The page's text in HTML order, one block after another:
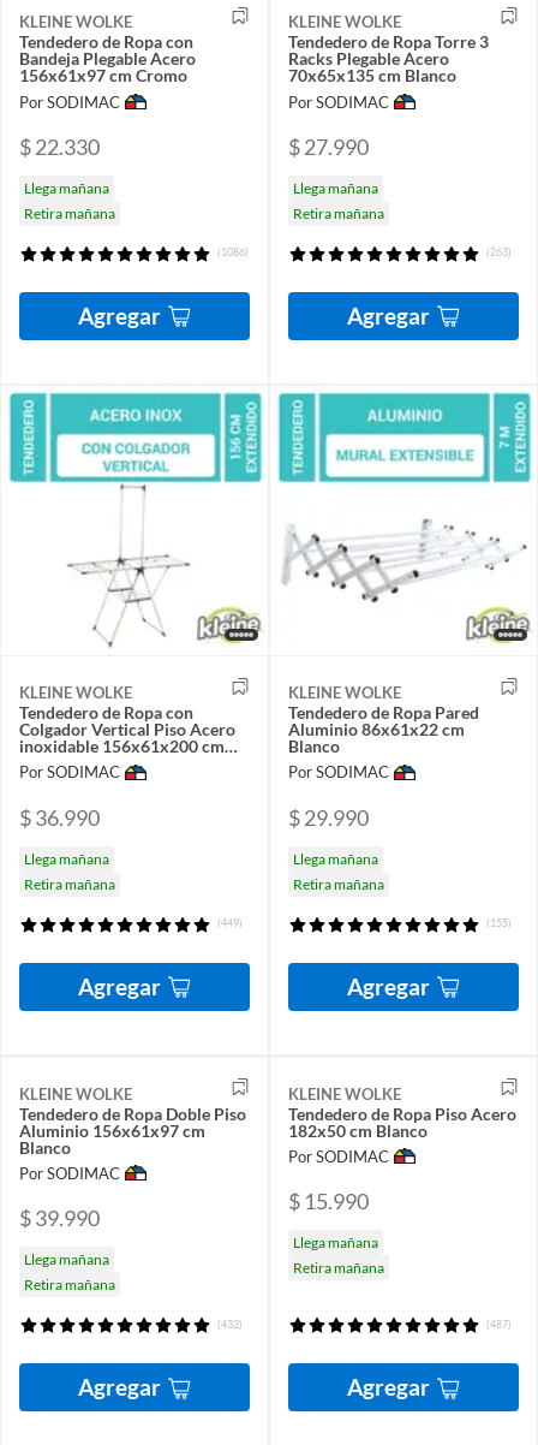
KLEINE WOLKE
Tendedero de Ropa con
Bandeja Plegable Acero
156x61x97 cm Cromo
Por SODIMAC
$ 22.330
Llega mañana
Retira mañana
(1086)
Agregar
KLEINE WOLKE
Tendedero de Ropa Torre 3
Racks Plegable Acero
70x65x135 cm Blanco
Por SODIMAC
$ 27.990
Llega mañana
Retira mañana
(263)
Agregar
KLEINE WOLKE
Tendedero de Ropa con
Colgador Vertical Piso Acero
inoxidable 156x61x200 cm
Cromo
Por SODIMAC
$ 36.990
Llega mañana
Retira mañana
(449)
Agregar
KLEINE WOLKE
Tendedero de Ropa Pared
Aluminio 86x61x22 cm
Blanco
Por SODIMAC
$ 29.990
Llega mañana
Retira mañana
(155)
Agregar
KLEINE WOLKE
Tendedero de Ropa Doble Piso
Aluminio 156x61x97 cm
Blanco
Por SODIMAC
$ 39.990
Llega mañana
Retira mañana
(432)
Agregar
KLEINE WOLKE
Tendedero de Ropa Piso Acero
182x50 cm Blanco
Por SODIMAC
$ 15.990
Llega mañana
Retira mañana
(487)
Agregar